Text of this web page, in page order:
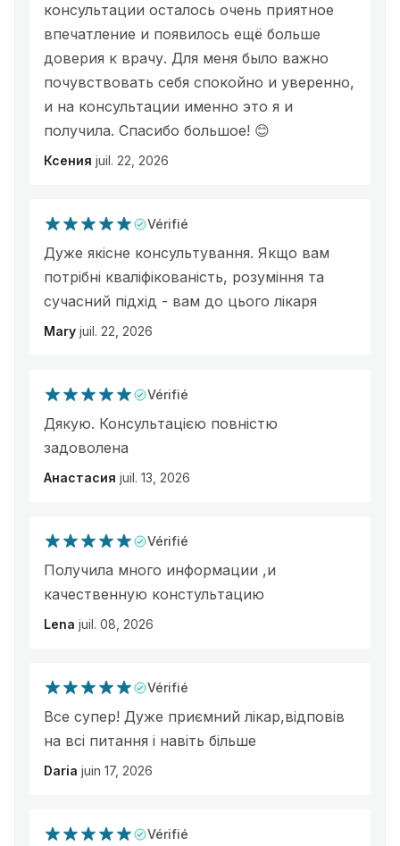
консультации осталось очень приятное
впечатление и появилось ещё больше
доверия к врачу. Для меня было важно
почувствовать себя спокойно и уверенно,
и на консультации именно это я и
получила. Спасибо большое! 😊
Ксения juil. 22, 2026
Vérifié
Дуже якісне консультування. Якщо вам
потрібні кваліфікованість, розуміння та
сучасний підхід - вам до цього лікаря
Mary juil. 22, 2026
Vérifié
Дякую. Консультацією повністю
задоволена
Анастасия juil. 13, 2026
Vérifié
Получила много информации ,и
качественную констультацию
Lena juil. 08, 2026
Vérifié
Все супер! Дуже приємний лікар,відповів
на всі питання і навіть більше
Daria juin 17, 2026
Vérifié